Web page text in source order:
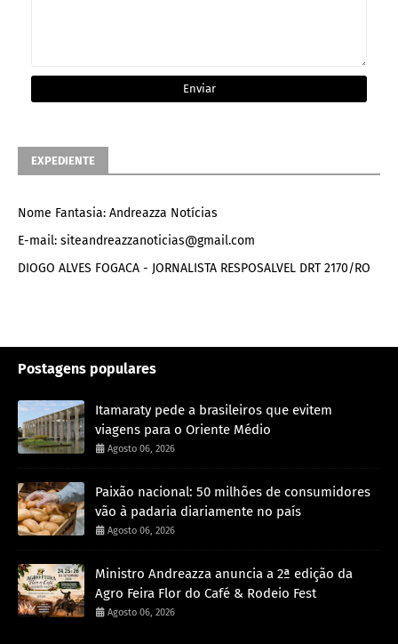
EXPEDIENTE
Nome Fantasia: Andreazza Notícias
E-mail: siteandreazzanoticias@gmail.com
DIOGO ALVES FOGACA - JORNALISTA RESPOSALVEL DRT 2170/RO
Postagens populares
Itamaraty pede a brasileiros que evitem
viagens para o Oriente Médio
Agosto 06, 2026
Paixão nacional: 50 milhões de consumidores
vão à padaria diariamente no país
Agosto 06, 2026
Ministro Andreazza anuncia a 2ª edição da
Agro Feira Flor do Café & Rodeio Fest
Agosto 06, 2026